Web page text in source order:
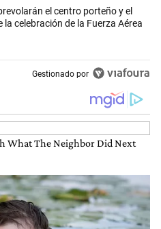
"Los aviones F 16 sobrevolarán
el centro porteño y el
la celebración de la Fuerza Aérea
Gestionado por